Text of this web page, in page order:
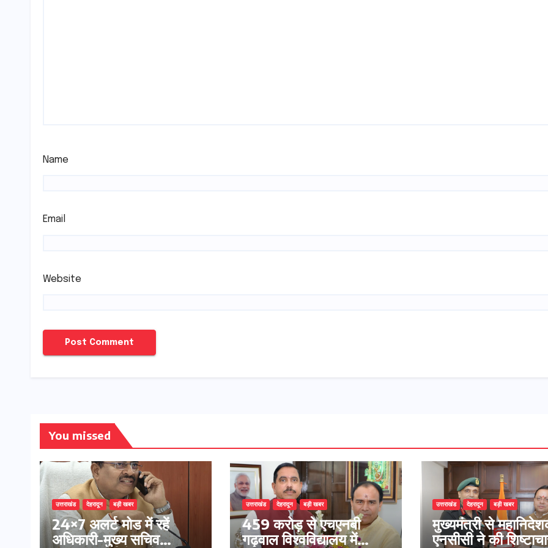
Name
Email
Website
You missed
उत्तराखंड देहरादून बड़ी खबर
24×7 अलर्ट मोड में रहें
अधिकारी-मुख्य सचिव
उत्तराखंड देहरादून बड़ी खबर
459 करोड़ से एचएनबी
गढ़वाल विश्वविद्यालय में
उत्तराखंड देहरादून बड़ी खबर
मुख्यमंत्री से
एनसीसी ने की